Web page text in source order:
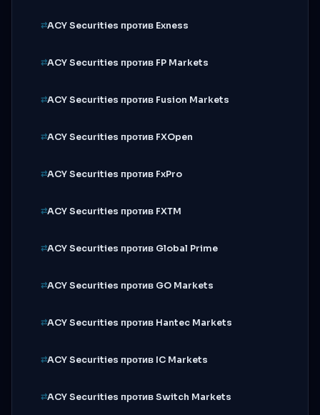
ACY Securities против Exness
ACY Securities против FP Markets
ACY Securities против Fusion Markets
ACY Securities против FXOpen
ACY Securities против FxPro
ACY Securities против FXTM
ACY Securities против Global Prime
ACY Securities против GO Markets
ACY Securities против Hantec Markets
ACY Securities против IC Markets
ACY Securities против Switch Markets